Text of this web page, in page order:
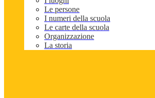
Le persone
I numeri della scuola
Le carte della scuola
Organizzazione
La storia